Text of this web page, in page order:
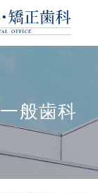
一般歯科